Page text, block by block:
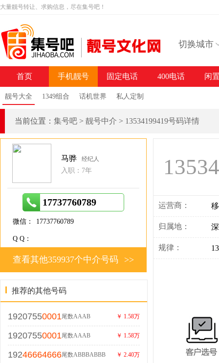
大量靓号转让、求购信息，尽在集号吧！
切换城市
首页 手机靓号
靓号大全 1349组合 话机世界 私人定制
固定电话 400电话 闲
当前位置： 集号吧 > 靓号中介 > 13534199419号码详情
运营商：
归属地：
规律：
马骅 经纪人
入职：7年
17737760789
微信： 17737760789
Q Q：
>>
查看其他359937个中介号码
推荐的其他号码
19207550001尾数AAAB ￥ 1.58万
19207550001尾数AAAB ￥ 1.58万
19246664666尾数ABBBABBB ￥ 2.40万